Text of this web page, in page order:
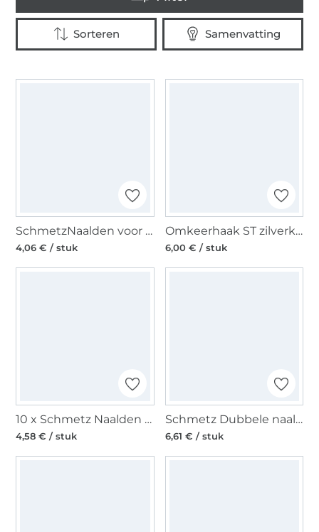
SchmetzNaalden voor naaimachines 130/705, Jersey 70-90
4,06 € / stuk
Omkeerhaak ST zilverkleurig
6,00 € / stuk
10 x Schmetz Naalden voor naaimachines 130/705 H 70-100 Universal
4,58 € / stuk
Schmetz Dubbele naald / Tweelingnaald 130/705, Stretch 75/4,0 mm
6,61 € / stuk